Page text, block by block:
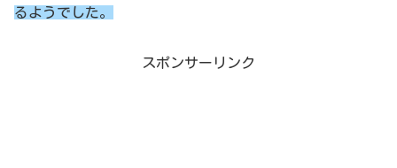
るようでした。
スポンサーリンク